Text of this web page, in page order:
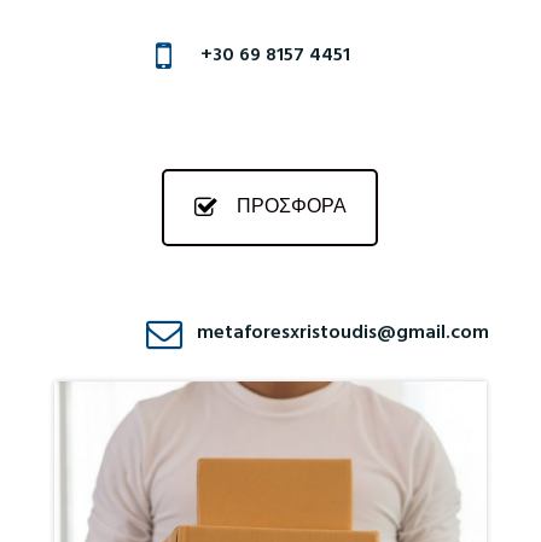
+30 69 8157 4451
ΠΡΟΣΦΟΡΑ
metaforesxristoudis@gmail.com